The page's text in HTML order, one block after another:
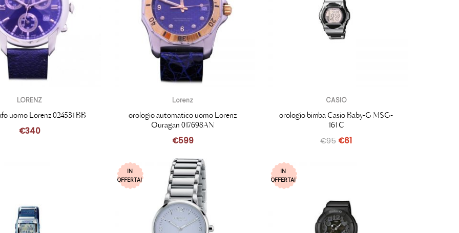
LORENZ
uomo Lorenz 024531BB
€340
Lorenz
orologio automatico uomo Lorenz
Ouragan 017698AN
€599
CASIO
orologio bimba Casio Baby-G MSG-
161C
€95 €61
IN
OFFERTA!
IN
OFFERTA!